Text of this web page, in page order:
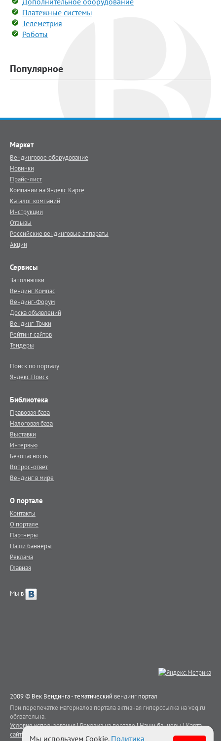
Платежные системы
Телеметрия
Роботы
Популярное
Маркет
Вендинговое оборудование
Новинки
Прайс-лист
Компании на Яндекс.Карте
Каталог компаний
Инструкции
Отзывы
Российские вендинговые аппараты
Акции
Сервисы
Заполняшки
Вендинг.Компас
Вендинг-Форум
Доска объявлений
Вендинг-Точки
Рейтинг сайтов
Тендеры
Поиск по порталу
Яндекс.Поиск
Библиотека
Правовая база
Налоговая база
Выставки
Интервью
Безопасность
Вопрос-ответ
Вендинг в мире
О портале
Контакты
О портале
Партнеры
Наши баннеры
Реклама
Главная
Мы в
2009 © Век Вендинга - тематический вендинг портал
При перепечатке материалов портала активная гиперссылка на veq.ru
обязательна.
Условия использования|Реклама на портале|Наши баннеры|Карта
сайта
Контакты
Мы используем Cookie. Политика